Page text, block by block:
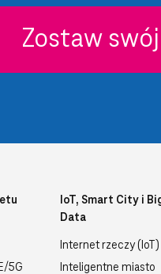
Zostaw
5G
IoT, Smart City i
Data
Internet rzeczy (IoT)
Inteligentne miasto